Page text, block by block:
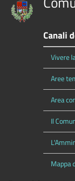
Canali
Vivere
Aree
Area
Il
Mappa